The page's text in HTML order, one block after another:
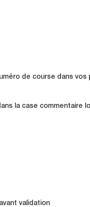
de course dans vos
la case commentaire
validation